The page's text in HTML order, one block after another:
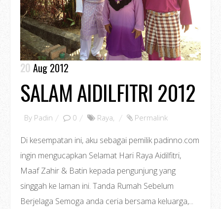
20 Aug 2012
SALAM AIDILFITRI 2012
By Padin 0 Raya, Permalink
Di kesempatan ini, aku sebagai pemilik padinno.com
ingin mengucapkan Selamat Hari Raya Aidilfitri,
Maaf Zahir & Batin kepada pengunjung yang
singgah ke laman ini. Tanda Rumah Sebelum
Berjelaga Semoga anda ceria bersama keluarga,...